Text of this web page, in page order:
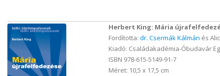
Herbert King: Mária
Fordította: dr. Csermák Kálmán és
Kiadó: Családakadémia-Óbudavár
ISBN 978-615-5149-91-7
Méret: 10,5 x 17,5 cm